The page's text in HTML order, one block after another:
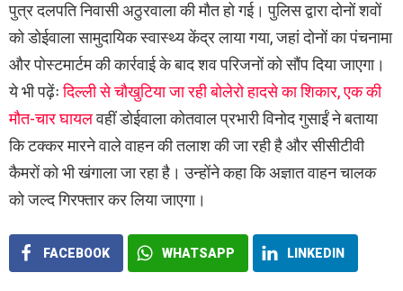
पुत्र दलपति निवासी अठुरवाला की मौत हो गई। पुलिस द्वारा दोनों शवों
को डोईवाला सामुदायिक स्वास्थ्य केंद्र लाया गया, जहां दोनों का पंचनामा
और पोस्टमार्टम की कार्रवाई के बाद शव परिजनों को सौंप दिया जाएगा।
ये भी पढ़ेंःदिल्ली से चौखुटिया जा रही बोलेरो हादसे का शिकार, एक की
मौत-चार घायलवहीं डोईवाला कोतवाल प्रभारी विनोद गुसाईं ने बताया
कि टक्कर मारने वाले वाहन की तलाश की जा रही है और सीसीटीवी
कैमरों को भी खंगाला जा रहा है। उन्होंने कहा कि अज्ञात वाहन चालक
को जल्द गिरफ्तार कर लिया जाएगा।
FACEBOOK WHATSAPP LINKEDIN